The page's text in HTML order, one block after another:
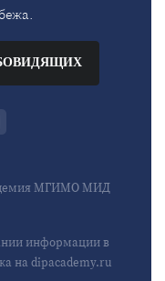
МГИМО МИД
информации в
на dipacademy.ru